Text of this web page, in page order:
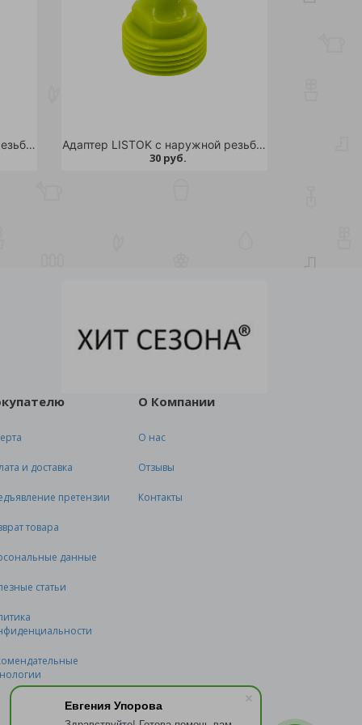
Евгения Упорова
Адаптер LISTOK с наружной резьбой d 1/2" /240 Адаптер LISTOK с наружной резьбой d 3/4" /240
30 руб.
и доставка
претензии
товара
данные
статьи
О Компании
О нас
Отзывы
Контакты